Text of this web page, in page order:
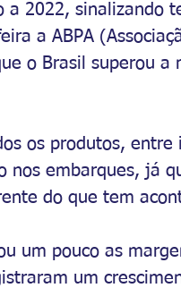
2022, sinalizando
a ABPA
o Brasil superou
os produtos, entre
nos embarques, já
do que tem
um pouco as
um